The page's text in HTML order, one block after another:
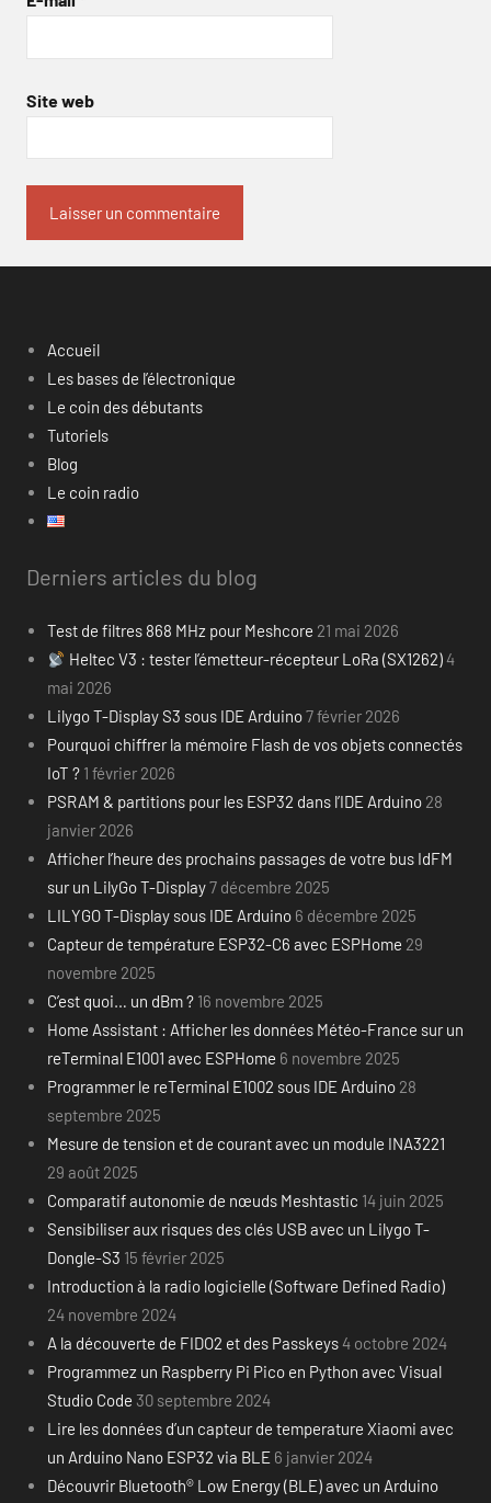
Site web
Accueil
Les bases de l’électronique
Le coin des débutants
Tutoriels
Blog
Le coin radio
Derniers articles du blog
Test de filtres 868 MHz pour Meshcore 21 mai 2026
Heltec V3 : tester l’émetteur-récepteur LoRa (SX1262)4
mai 2026
Lilygo T-Display S3 sous IDE Arduino7 février 2026
Pourquoi chiffrer la mémoire Flash de vos objets connectés
IoT ? 1 février 2026
PSRAM & partitions pour les ESP32 dans l’IDE Arduino 28
janvier 2026
Afficher l’heure des prochains passages de votre bus IdFM
sur un LilyGo T-Display7 décembre 2025
LILYGO T-Display sous IDE Arduino 6 décembre 2025
Capteur de température ESP32-C6 avec ESPHome 29
novembre 2025
C’est quoi… un dBm ? 16 novembre 2025
Home Assistant : Afficher les données Météo-France sur un
reTerminal E1001 avec ESPHome 6 novembre 2025
Programmer le reTerminal E1002 sous IDE Arduino 28
septembre 2025
Mesure de tension et de courant avec un module INA3221
29 août 2025
Comparatif autonomie de nœuds Meshtastic 14 juin 2025
Sensibiliser aux risques des clés USB avec un Lilygo T-
Dongle-S3 15 février 2025
Introduction à la radio logicielle (Software Defined Radio)
24 novembre 2024
A la découverte de FIDO2 et des Passkeys4 octobre 2024
Programmez un Raspberry Pi Pico en Python avec Visual
Studio Code 30 septembre 2024
Lire les données d’un capteur de temperature Xiaomi avec
un Arduino Nano ESP32 via BLE 6 janvier 2024
Découvrir Bluetooth® Low Energy (BLE) avec un Arduino